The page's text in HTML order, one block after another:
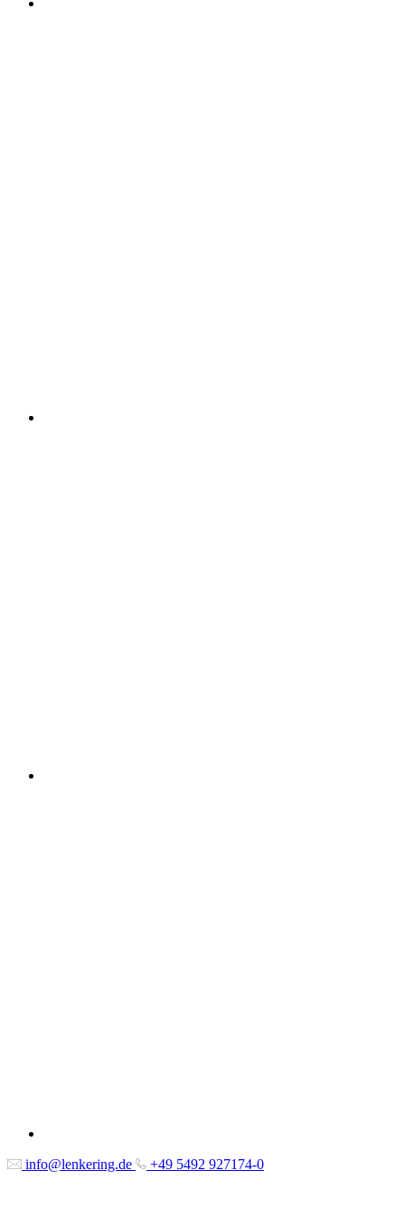
info@lenkering.de +49 5492 927174-0